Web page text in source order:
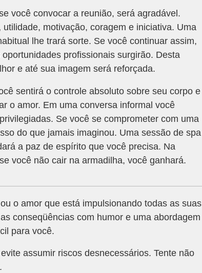
você convocar a reunião, será agradável.
motivação, coragem e iniciativa. Uma
lhe trará sorte. Se você continuar assim,
profissionais surgirão. Desta
e até sua imagem será reforçada.
sentirá o controle absoluto sobre seu corpo e
o amor. Em uma conversa informal você
Se você se comprometer com uma
do que jamais imaginou. Uma sessão de spa
a paz de espírito que você precisa. Na
você não cair na armadilha, você ganhará.
o amor que está impulsionando todas as suas
conseqüências com humor e uma abordagem
para você.
assumir riscos desnecessários. Tente não